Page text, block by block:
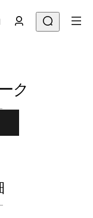
シェアする
ク